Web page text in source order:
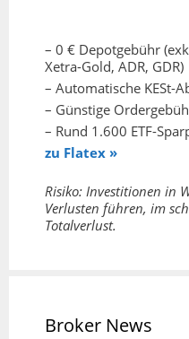
– 0 € Depotgebühr
Xetra-Gold, ADR, GDR)
– Automatische KESt-
– Günstige
– Rund 1.600 ETF-
zu Flatex »
Risiko: Investitionen in
Verlusten führen, im
Totalverlust.
Broker News